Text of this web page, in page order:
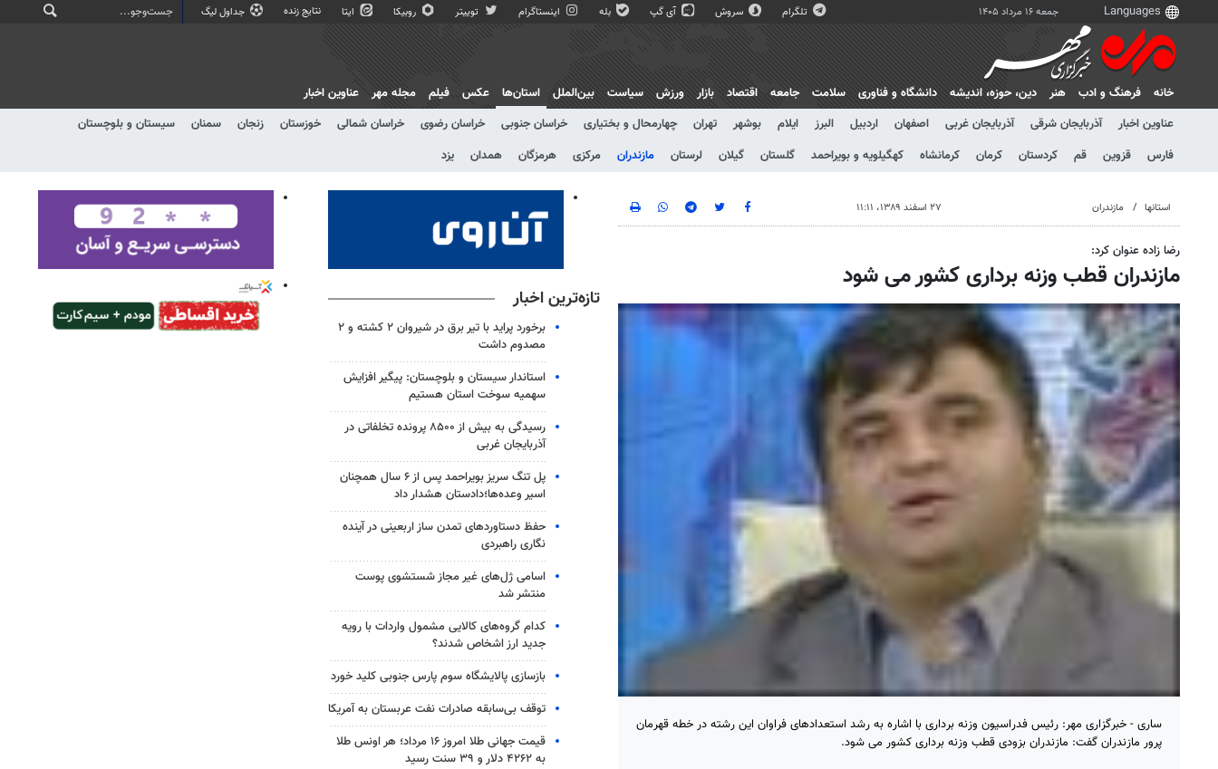
جمعه ۱۶ مرداد ۱۴۰۵ تلگرام سروش آی گپ بله اینستاگرام توییتر روبیکا ایتا نتایج زنده جداول لیگ
خانه فرهنگ و ادب هنر دين، حوزه، انديشه دانشگاه و فناوری سلامت جامعه اقتصاد بازار ورزش سیاست بین‌الملل
استان‌ها
عناوین اخبار
آذربایجان شرقی آذربایجان غربی اصفهان اردبیل البرز ایلام بوشهر تهران چهارمحال و بختیاری خراسان جنوبی خراسان رضوی خراسان شمالی خوزستان زنجان سمنان
سیستان و بلوچستان
فارس
قزوین قم کردستان کرمان کرمانشاه کهگیلویه و بویراحمد گلستان گیلان لرستان مازندران مرکزی هرمزگان همدان یزد
عکس فیلم مجله مهر عناوین اخبار
استانها مازندران ۲۷ اسفند ۱۳۸۹، ۱۱:۱۱
رضا زاده عنوان کرد:
مازندران قطب وزنه برداری کشور می شود
ساری - خبرگزاری مهر: رئیس فدراسیون وزنه برداری با اشاره به رشد استعدادهای فراوان این رشته در خطه قهرمان
پرور مازندران گفت: مازندران بزودی قطب وزنه برداری کشور می شود.
تازه‌ترین اخبار
برخورد پراید با تیر برق در شیروان ۲ کشته و ۲
مصدوم داشت
استاندار سیستان و بلوچستان: پیگیر افزایش
سهمیه سوخت استان هستیم
رسیدگی به بیش از ۸۵۰۰ پرونده تخلفاتی در
آذربایجان غربی
پل تنگ سریز بویراحمد پس از ۶ سال همچنان
اسیر وعده‌ها؛دادستان هشدار داد
حفظ دستاوردهای تمدن ساز اربعینی در آینده
نگاری راهبردی
اسامی ژل‌های غیر مجاز شستشوی پوست
منتشر شد
کدام گروه‌های کالایی مشمول واردات با رویه
جدید ارز اشخاص شدند؟
بازسازی پالایشگاه سوم پارس جنوبی کلید خورد
توقف بی‌سابقه صادرات نفت عربستان به آمریکا
قیمت جهانی طلا امروز ۱۶ مرداد؛ هر اونس طلا
به ۴۲۶۲ دلار و ۳۹ سنت رسید